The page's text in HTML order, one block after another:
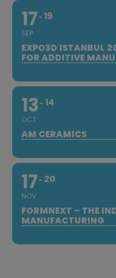
17
SEP
19
EXPO3D ISTANBUL
FOR ADDITIVE
13
OCT
14
AM CERAMICS
17
NOV
20
FORMNEXT – THE
MANUFACTURING